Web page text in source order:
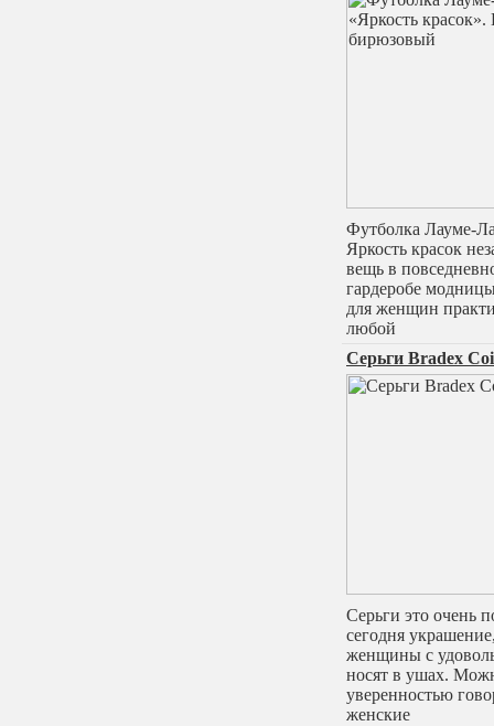
Футболка Лауме-
Яркость красок
вещь в
гардеробе
для женщин
любой
Серьги Bradex
Серьги это очень
сегодня
женщины с
носят в ушах.
уверенностью
женские